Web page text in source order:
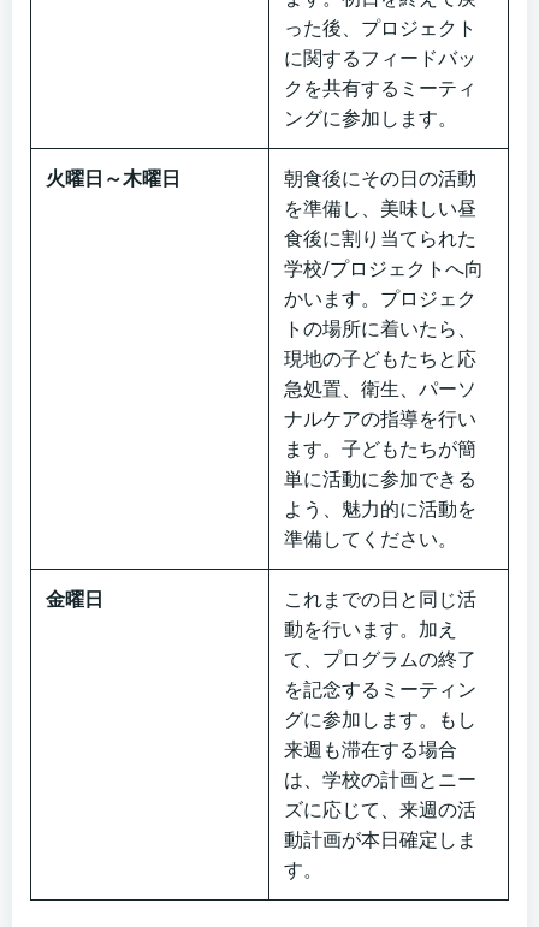
った後、プロジェクト
に関するフィードバッ
クを共有するミーティ
ングに参加します。
火曜日～木曜日
朝食後にその日の活動
を準備し、美味しい昼
食後に割り当てられた
学校/プロジェクトへ向
かいます。プロジェク
トの場所に着いたら、
現地の子どもたちと応
急処置、衛生、パーソ
ナルケアの指導を行い
ます。子どもたちが簡
単に活動に参加できる
よう、魅力的に活動を
準備してください。
金曜日
これまでの日と同じ活
動を行います。加え
て、プログラムの終了
を記念するミーティン
グに参加します。もし
来週も滞在する場合
は、学校の計画とニー
ズに応じて、来週の活
動計画が本日確定しま
す。